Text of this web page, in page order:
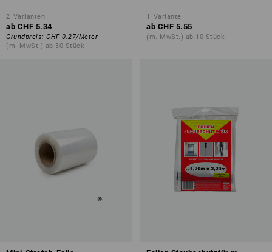
2 Varianten
ab CHF 5.34
Grundpreis: CHF 0.27/Meter
(m. MwSt.) ab 30 Stück
1 Variante
ab CHF 5.55
(m. MwSt.) ab 10 Stück